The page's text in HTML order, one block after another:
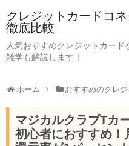
クレジットカードコ
徹底比較
人気おすすめクレジットカー
雑学も解説します！
ホーム おすすめのクレ
マジカルクラブTカ
初心者におすすめ！